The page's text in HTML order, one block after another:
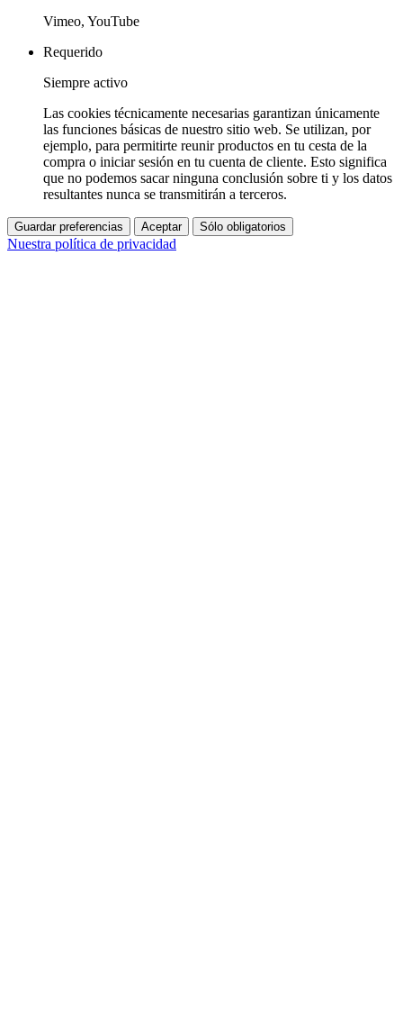
Vimeo, YouTube
Requerido
Siempre activo
Las cookies técnicamente necesarias garantizan únicamente
las funciones básicas de nuestro sitio web. Se utilizan, por
ejemplo, para permitirte reunir productos en tu cesta de la
compra o iniciar sesión en tu cuenta de cliente. Esto significa
que no podemos sacar ninguna conclusión sobre ti y los datos
resultantes nunca se transmitirán a terceros.
Guardar preferencias Aceptar Sólo obligatorios
Nuestra política de privacidad